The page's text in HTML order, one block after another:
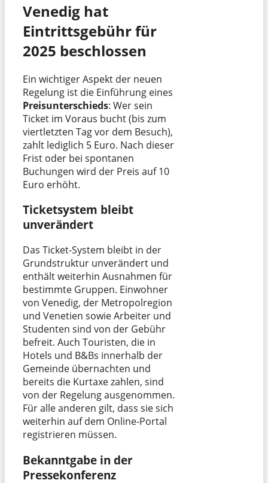
Venedig hat
Eintrittsgebühr für
2025 beschlossen
Ein wichtiger Aspekt der neuen
Regelung ist die Einführung eines
Preisunterschieds: Wer sein
Ticket im Voraus bucht (bis zum
viertletzten Tag vor dem Besuch),
zahlt lediglich 5 Euro. Nach dieser
Frist oder bei spontanen
Buchungen wird der Preis auf 10
Euro erhöht.
Ticketsystem bleibt
unverändert
Das Ticket-System bleibt in der
Grundstruktur unverändert und
enthält weiterhin Ausnahmen für
bestimmte Gruppen. Einwohner
von Venedig, der Metropolregion
und Venetien sowie Arbeiter und
Studenten sind von der Gebühr
befreit. Auch Touristen, die in
Hotels und B&Bs innerhalb der
Gemeinde übernachten und
bereits die Kurtaxe zahlen, sind
von der Regelung ausgenommen.
Für alle anderen gilt, dass sie sich
weiterhin auf dem Online-Portal
registrieren müssen.
Bekanntgabe in der
Pressekonferenz